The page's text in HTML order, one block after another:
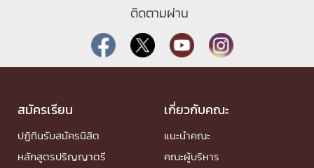
ติดตามผ่าน
สมัครเรียน
ปฏิทินรับสมัครนิสิต
หลักสูตรปริญญาตรี
เกี่ยวกับคณะ
แนะนำคณะ
คณะผู้บริหาร